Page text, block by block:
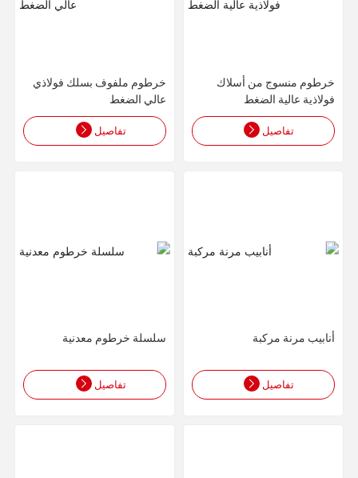
خرطوم منسوج من أسلاك
فولاذية عالية الضغط
تفاصيل
خرطوم ملفوف بسلك فولاذي
عالي الضغط
تفاصيل
أنابيب مرنة مركبة
تفاصيل
سلسلة خرطوم معدنية
تفاصيل